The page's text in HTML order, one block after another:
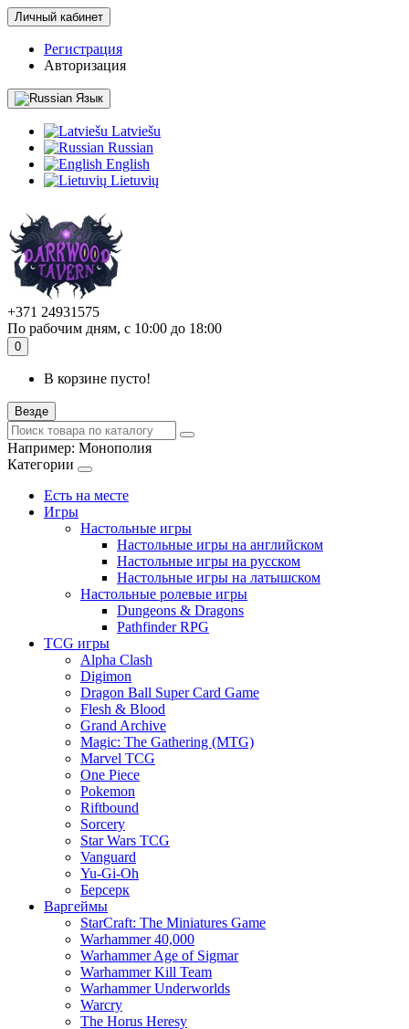
Личный кабинет
Регистрация
Авторизация
Язык
Latviešu
Russian
English
Lietuvių
+371 24931575
По рабочим дням, с 10:00 до 18:00
0
В корзине пусто!
Везде
Например: Монополия
Категории
Есть на месте
Игры
Настольные игры
Настольные игры на английском
Настольные игры на русском
Настольные игры на латышском
Настольные ролевые игры
Dungeons & Dragons
Pathfinder RPG
TCG игры
Alpha Clash
Digimon
Dragon Ball Super Card Game
Flesh & Blood
Grand Archive
Magic: The Gathering (MTG)
Marvel TCG
One Piece
Pokemon
Riftbound
Sorcery
Star Wars TCG
Vanguard
Yu-Gi-Oh
Берсерк
Варгеймы
StarCraft: The Miniatures Game
Warhammer 40,000
Warhammer Age of Sigmar
Warhammer Kill Team
Warhammer Underworlds
Warcry
The Horus Heresy